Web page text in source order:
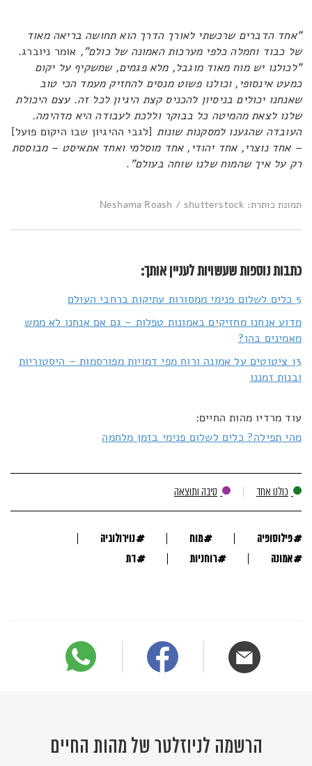
"אחד הדברים שרכשתי לאורך הדרך הוא תחושה בריאה מאוד
של כבוד וחמלה כלפי מערכות האמונה של כולם", אומר ניוברג.
"לכולנו יש מוח מאוד מוגבל, מלא פגמים, שמשקיף על יקום
כמעט אינסופי, וכולנו פשוט מנסים להחזיק מעמד הכי טוב
שאנחנו יכולים בניסיון להכניס קצת היגיון לכל זה. עצם היכולת
שלנו לצאת מהמיטה כל בבוקר וללכת לעבודה היא מדהימה.
העובדה שהגענו למסקנות שונות [לגבי ההיגיון שבו היקום פועל]
– אחד נוצרי, אחד יהודי, אחד מוסלמי ואחד אתאיסט – מבוססת
רק על איך שהמוח שלנו שוחה בעולם".
תמונת כותרת: Neshama Roash / shutterstock
כתבות נוספות שעשויות לעניין אותך:
5 כלים לשלום פנימי ממסורות עתיקות ברחבי העולם
מדוע אנחנו מחזיקים באמונות טפלות – גם אם אנחנו לא ממש
מאמינים בהן?
13 ציטוטים על אמונה ורוח מפי דמויות מפורסמות – היסטוריות
ובנות זמננו
עוד מרדיו מהות החיים:
מהי תפילה? כלים לשלום פנימי בזמן מלחמה
כולנו אחד סיבה ותוצאה
#פילוסופיה #מוח #נוירולוגיה
#אמונה #רוחניות #דת
הרשמה לניוזלטר של מהות החיים